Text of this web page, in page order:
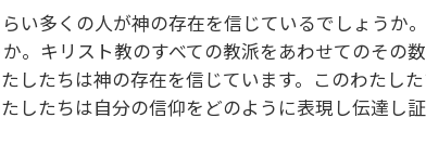
い多くの人が神の存在を信じているでしょうか
。キリスト教のすべての教派をあわせてのその
したちは神の存在を信じています。このわたし
したちは自分の信仰をどのように表現し伝達し証